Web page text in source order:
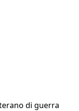
di guerra